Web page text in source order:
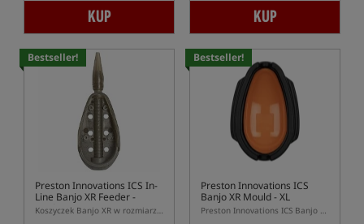
KUP KUP
Bestseller!
Preston Innovations ICS In-
Line Banjo XR Feeder -
Medium
Koszyczek Banjo XR w rozmiarze M z systemem ICS
Bestseller!
Preston Innovations ICS
Banjo XR Mould - XL
Preston Innovations ICS Banjo XR Mould XL – foremka do podajników Banjo XR XL